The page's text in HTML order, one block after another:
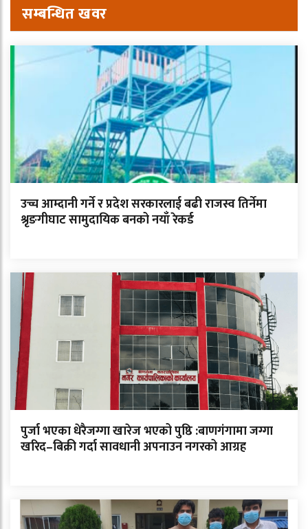
सम्बन्धित खवर
उच्च आम्दानी गर्ने र प्रदेश सरकारलाई बढी राजस्व तिर्नेमा
श्रृङगीघाट सामुदायिक बनको नयाँ रेकर्ड
पुर्जा भएका धेरैजग्गा खारेज भएको पुष्ठि :बाणगंगामा जग्गा
खरिद–बिक्री गर्दा सावधानी अपनाउन नगरको आग्रह